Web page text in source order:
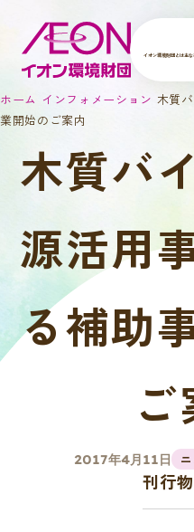
イオン環境財団とは主な
ホーム インフォメーション 木質
業開始のご案内
木質バ
源活用
る補助
2017年4月11日
刊行物